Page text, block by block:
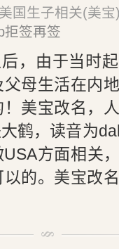
美国生子相关(美宝
拒签再签
，由于当时
母生活在内
美宝改名，
鹤，读音为
方面相关
的。美宝改